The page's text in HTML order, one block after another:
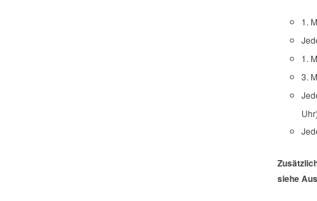
1.
1.
3.
Uhr)
siehe